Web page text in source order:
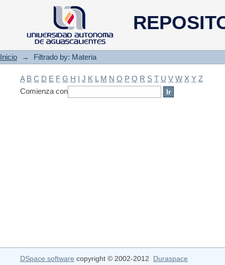
Filtrado by: Materia
Inicio → Filtrado by: Materia
A B C D E F G H I J K L M N O P Q R S T U V W X Y Z
Comienza con
DSpace software copyright © 2002-2012 Duraspace